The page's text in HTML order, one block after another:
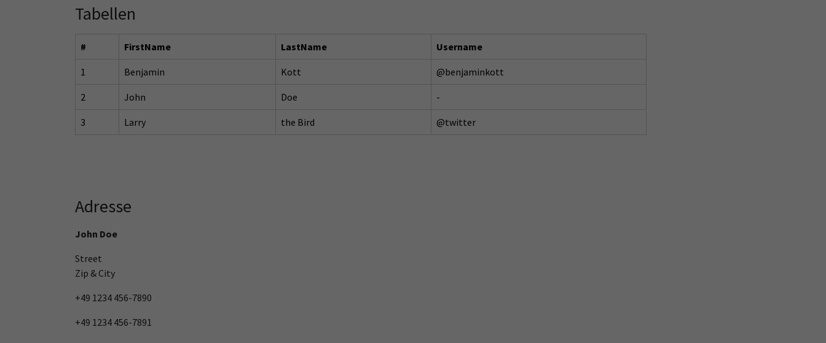
Tabellen
# FirstName LastName Username
1 Benjamin Kott @benjaminkott
2 John Doe -
3 Larry the Bird @twitter
Adresse
John Doe
Street
Zip & City
+49 1234 456-7890
+49 1234 456-7891